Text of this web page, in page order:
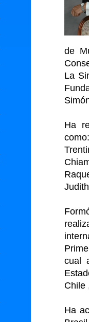
de
La
Ha
cual
Chile
Ha